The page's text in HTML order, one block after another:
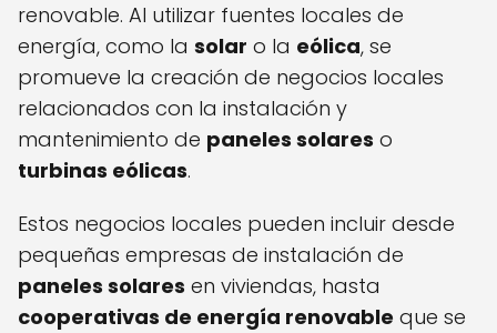
renovable. Al utilizar fuentes locales de
energía, como la solar o la eólica, se
promueve la creación de negocios locales
relacionados con la instalación y
mantenimiento de paneles solares o
turbinas eólicas.
Estos negocios locales pueden incluir desde
pequeñas empresas de instalación de
paneles solares en viviendas, hasta
cooperativas de energía renovable que se